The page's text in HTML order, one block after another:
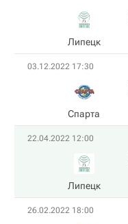
Липецк
03.12.2022 17:30
Спарта
22.04.2022 12:00
Липецк
26.02.2022 18:00